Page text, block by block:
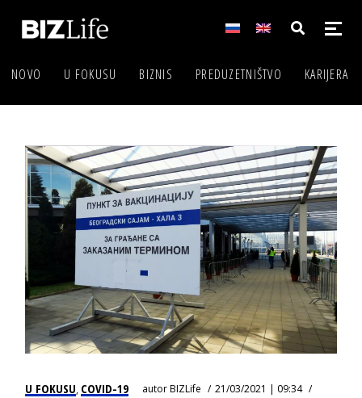
NOVO U FOKUSU BIZNIS PREDUZETNIŠTVO KARIJERA
U FOKUSU, COVID-19 autorBIZLife
21/03/2021 | 09:34